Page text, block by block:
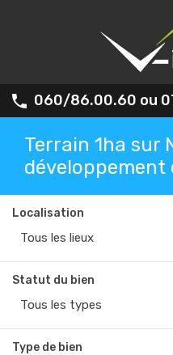
060/86.00.60 ou
Terrain 1ha sur
développement
Localisation
Tous les lieux
Statut du bien
Tous les types
Type de bien